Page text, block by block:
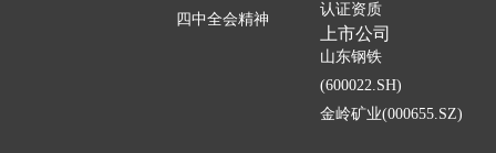
四中全会精神
认证资质
上市公司
山东钢铁
(600022.SH)
金岭矿业(000655.SZ)